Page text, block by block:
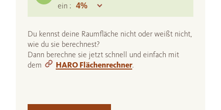
ein :
Du kennst deine Raumfläche nicht oder weißt nicht,
wie du sie berechnest?
Dann berechne sie jetzt schnell und einfach mit
dem
HARO Flächenrechner.